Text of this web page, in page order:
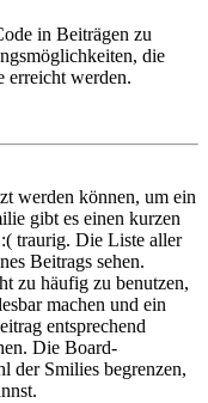
in Beiträgen zu
die
werden.
werden können, um ein
gibt es einen kurzen
traurig. Die Liste aller
Beitrags sehen.
zu häufig zu benutzen,
machen und ein
entsprechend
Die Board-
der Smilies begrenzen,